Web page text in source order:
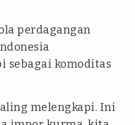
perdagangan
sebagai komoditas
melengkapi. Ini